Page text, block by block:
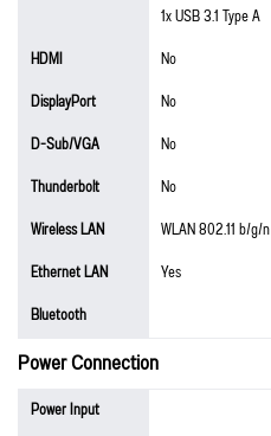
1x USB 3.1 Type A
HDMI
No
DisplayPort
No
D-Sub/VGA
No
Thunderbolt
No
Wireless LAN
WLAN 802.11 b/g/n
Ethernet LAN
Yes
Bluetooth
Power Connection
Power Input